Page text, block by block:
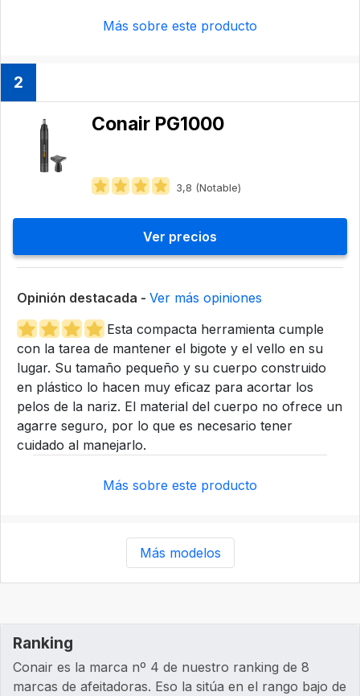
Más sobre este producto
2
Conair PG1000
3,8 (Notable)
Ver precios
Opinión destacada - Ver más opiniones
Esta compacta herramienta cumple
con la tarea de mantener el bigote y el vello en su
lugar. Su tamaño pequeño y su cuerpo construido
en plástico lo hacen muy eficaz para acortar los
pelos de la nariz. El material del cuerpo no ofrece un
agarre seguro, por lo que es necesario tener
cuidado al manejarlo.
Más sobre este producto
Más modelos
Ranking
Conair es la marca nº 4 de nuestro ranking de 8
marcas de afeitadoras. Eso la sitúa en el rango bajo de